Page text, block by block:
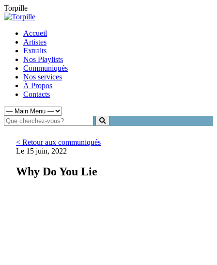
Torpille
Accueil
Artistes
Extraits
Nos Playlists
Communiqués
Nos services
À Propos
Contacts
< Retour aux communiqués
Le 15 juin, 2022
Why Do You Lie